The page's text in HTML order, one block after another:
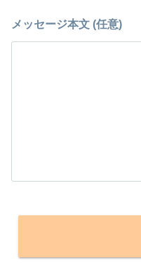
メッセージ本文 (任意)